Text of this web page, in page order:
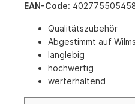
EAN-Code:
Qualitätszubehör
Abgestimmt auf
langlebig
hochwertig
werterhaltend